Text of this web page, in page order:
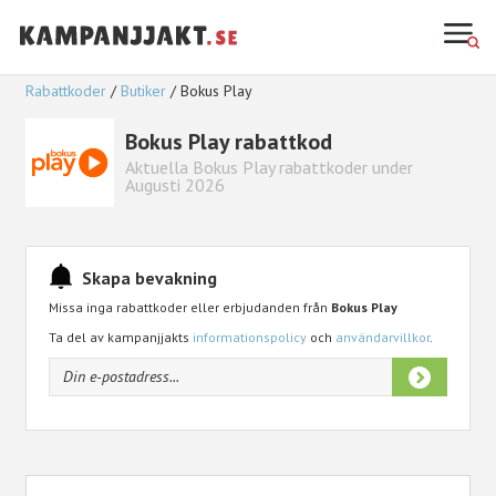
Rabattkoder Butiker Bokus Play
Bokus Play rabattkod
Aktuella Bokus Play rabattkoder under
Augusti 2026
Skapa bevakning
Missa inga rabattkoder eller erbjudanden från Bokus Play
Ta del av kampanjjakts informationspolicy och användarvillkor.